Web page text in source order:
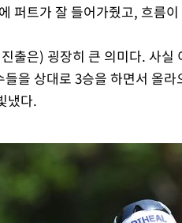
퍼트가 잘 들어가줬고, 흐름
출은) 굉장히 큰 의미다. 사
을 상대로 3승을 하면서 올
냈다.